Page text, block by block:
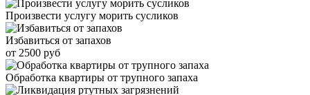
Произвести услугу морить сусликов
Избавиться от запахов
от 2500 руб
Обработка квартиры от трупного запаха